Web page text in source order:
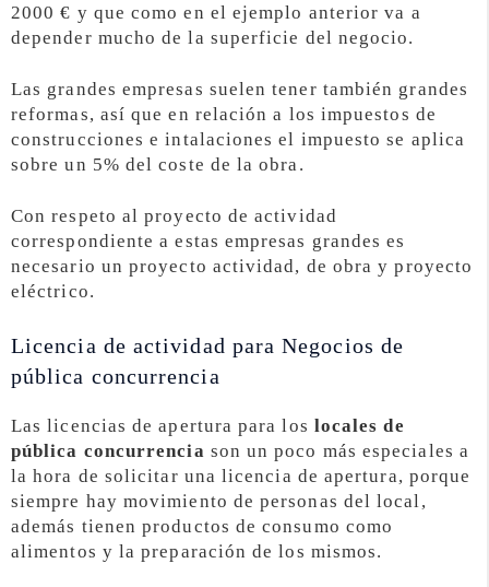
2000 € y que como en el ejemplo anterior va a
depender mucho de la superficie del negocio.
Las grandes empresas suelen tener también grandes
reformas, así que en relación a los impuestos de
construcciones e intalaciones el impuesto se aplica
sobre un 5% del coste de la obra.
Con respeto al proyecto de actividad
correspondiente a estas empresas grandes es
necesario un proyecto actividad, de obra y proyecto
eléctrico.
Licencia de actividad para Negocios de
pública concurrencia
Las licencias de apertura para los locales de
pública concurrencia son un poco más especiales a
la hora de solicitar una licencia de apertura, porque
siempre hay movimiento de personas del local,
además tienen productos de consumo como
alimentos y la preparación de los mismos.